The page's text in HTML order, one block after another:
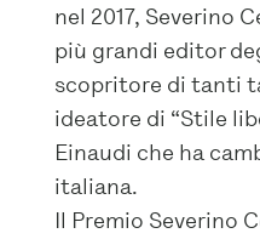
nel 2017, Severino
più grandi editor
scopritore di tanti
ideatore di “Stile
Einaudi che ha
italiana.
Il Premio Severino